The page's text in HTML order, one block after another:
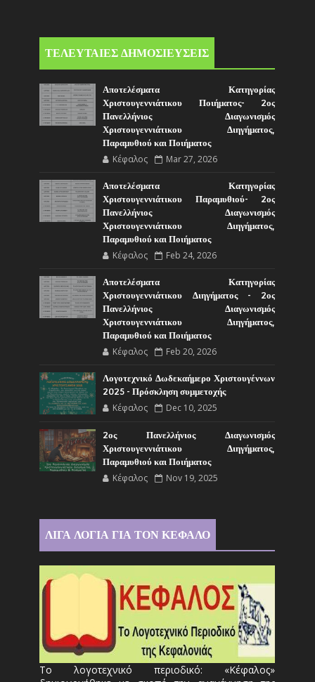
ΤΕΛΕΥΤΑΙΕΣ ΔΗΜΟΣΙΕΥΣΕΙΣ
Αποτελέσματα Κατηγορίας
Χριστουγεννιάτικου Ποιήματος- 2ος
Πανελλήνιος Διαγωνισμός
Χριστουγεννιάτικου Διηγήματος,
Παραμυθιού και Ποιήματος
Κέφαλος Mar 27, 2026
Αποτελέσματα Κατηγορίας
Χριστουγεννιάτικου Παραμυθιού- 2ος
Πανελλήνιος Διαγωνισμός
Χριστουγεννιάτικου Διηγήματος,
Παραμυθιού και Ποιήματος
Κέφαλος Feb 24, 2026
Αποτελέσματα Κατηγορίας
Χριστουγεννιάτικου Διηγήματος - 2ος
Πανελλήνιος Διαγωνισμός
Χριστουγεννιάτικου Διηγήματος,
Παραμυθιού και Ποιήματος
Κέφαλος Feb 20, 2026
Λογοτεχνικό Δωδεκαήμερο Χριστουγέννων
2025 - Πρόσκληση συμμετοχής
Κέφαλος Dec 10, 2025
2ος Πανελλήνιος Διαγωνισμός
Χριστουγεννιάτικου Διηγήματος,
Παραμυθιού και Ποιήματος
Κέφαλος Nov 19, 2025
ΛΙΓΑ ΛΟΓΙΑ ΓΙΑ ΤΟΝ ΚΕΦΑΛΟ
Το λογοτεχνικό περιοδικό: «Κέφαλος»